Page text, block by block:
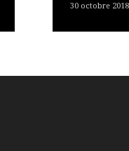
30 octobre 2018